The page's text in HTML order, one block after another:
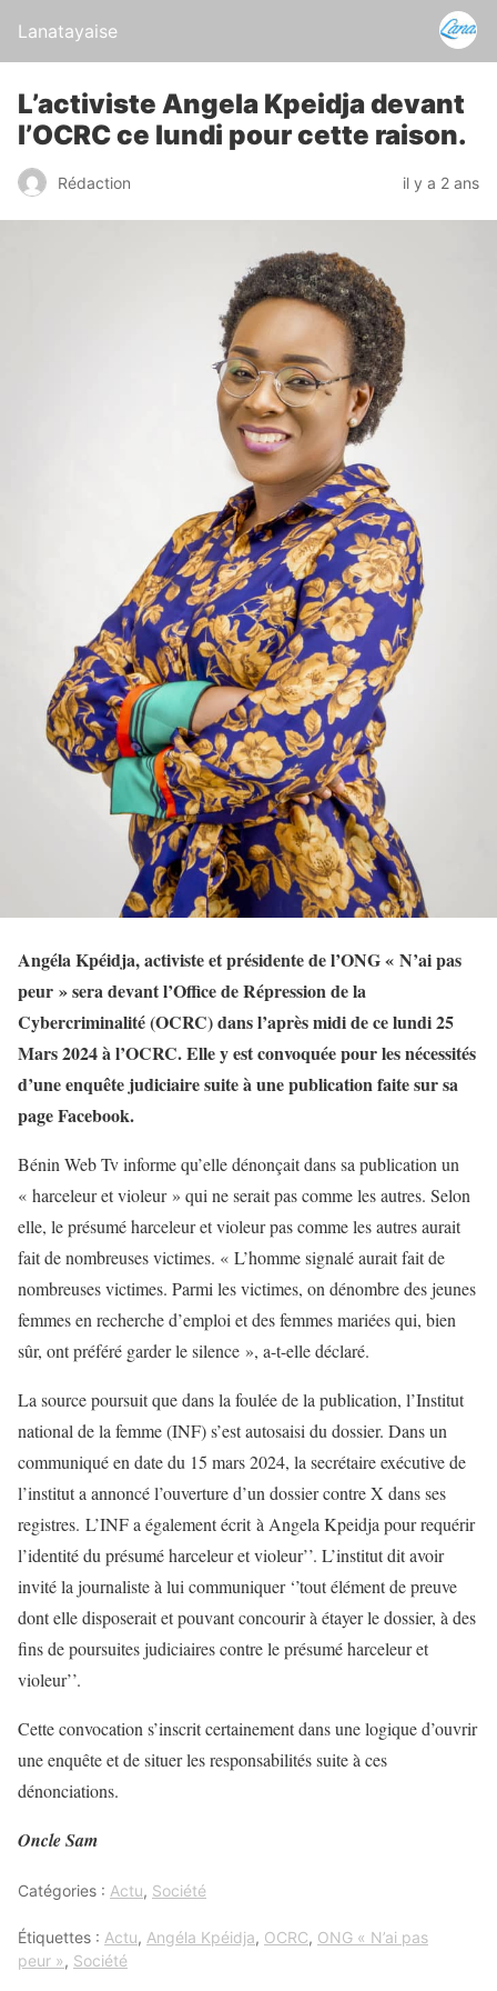
Lanatayaise
L’activiste Angela Kpeidja devant
l’OCRC ce lundi pour cette raison.
Rédaction il y a 2 ans
Angéla Kpéidja, activiste et présidente de l’ONG « N’ai pas
peur » sera devant l’Office de Répression de la
Cybercriminalité (OCRC) dans l’après midi de ce lundi 25
Mars 2024 à l’OCRC. Elle y est convoquée pour les nécessités
d’une enquête judiciaire suite à une publication faite sur sa
page Facebook.
Bénin Web Tv informe qu’elle dénonçait dans sa publication un
« harceleur et violeur » qui ne serait pas comme les autres. Selon
elle, le présumé harceleur et violeur pas comme les autres aurait
fait de nombreuses victimes. « L’homme signalé aurait fait de
nombreuses victimes. Parmi les victimes, on dénombre des jeunes
femmes en recherche d’emploi et des femmes mariées qui, bien
sûr, ont préféré garder le silence », a-t-elle déclaré.
La source poursuit que dans la foulée de la publication, l’Institut
national de la femme (INF) s’est autosaisi du dossier. Dans un
communiqué en date du 15 mars 2024, la secrétaire exécutive de
l’institut a annoncé l’ouverture d’un dossier contre X dans ses
registres. L’INF a également écrit à Angela Kpeidja pour requérir
l’identité du présumé harceleur et violeur’’. L’institut dit avoir
invité la journaliste à lui communiquer ‘’tout élément de preuve
dont elle disposerait et pouvant concourir à étayer le dossier, à des
fins de poursuites judiciaires contre le présumé harceleur et
violeur’’.
Cette convocation s’inscrit certainement dans une logique d’ouvrir
une enquête et de situer les responsabilités suite à ces
dénonciations.
Oncle Sam
Catégories : Actu, Société
Étiquettes : Actu, Angéla Kpéidja, OCRC, ONG « N’ai pas
peur », Société